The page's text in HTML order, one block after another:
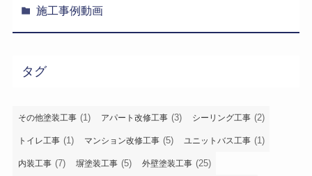
施工事例動画
タグ
その他塗装工事 (1) アパート改修工事 (3) シーリング工事 (2)
トイレ工事 (1) マンション改修工事 (5) ユニットバス工事 (1)
内装工事 (7) 塀塗装工事 (5) 外壁塗装工事 (25)